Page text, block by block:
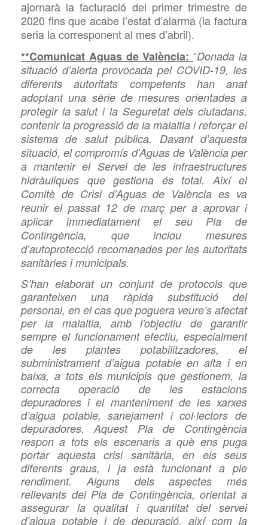
ajornarà la facturació del primer trimestre de
2020 fins que acabe l’estat d’alarma (la factura
seria la corresponent al mes d’abril).
**Comunicat Aguas de València: “Donada la
situació d’alerta provocada pel COVID-19, les
diferents autoritats competents han anat
adoptant una sèrie de mesures orientades a
protegir la salut i la Seguretat dels ciutadans,
contenir la progressió de la malaltia i reforçar el
sistema de salut pública. Davant d’aquesta
situació, el compromís d’Aguas de València per
a mantenir el Servei de les infraestructures
hidràuliques que gestiona és total. Així el
Comitè de Crisi d’Aguas de València es va
reunir el passat 12 de març per a aprovar i
aplicar immediatament el seu Pla de
Contingència, que inclou mesures
d’autoprotecció recomanades per les autoritats
sanitàries i municipals.
S’han elaborat un conjunt de protocols que
garanteixen una ràpida substitució del
personal, en el cas que poguera veure’s afectat
per la malaltia, amb l’objectiu de garantir
sempre el funcionament efectiu, especialment
de les plantes potabilitzadores, el
subministrament d’aigua potable en alta i en
baixa, a tots els municipis quegestionem, la
correcta operació de les estacions
depuradores i el manteniment de les xarxes
d’aigua potable, sanejament i col·lectors de
depuradores. Aquest Pla de Contingència
respon a tots els escenaris a què ens puga
portar aquesta crisi sanitària, en els seus
diferents graus, i ja està funcionant a ple
rendiment. Alguns dels aspectes més
rellevants del Pla de Contingència, orientat a
assegurar la qualitat i quantitat del servei
d’aigua potable i de depuració, així com la